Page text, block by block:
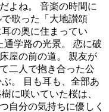
よね。 音楽の時間に
歌った「大地讃頌
の奥に住まってい
通学路の光景。 恋に破
屋の前の道。 親友が
二人で抱き合った公
。 目も耳も、全部あ
に咲いていた桜は、
自分の気持ちに優しく